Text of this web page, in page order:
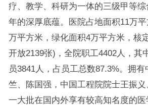
疗、教学、科研为一体的三级甲等
年的深厚底蕴。医院占地面积11万
万平方米，绿化面积4万平方米，核
开放2139张)，全院职工4402人，其
员3841人，占员工总数87.3%。拥
竺、陈国强，中国工程院院士王振
一大批在国内外享有较高知名度的